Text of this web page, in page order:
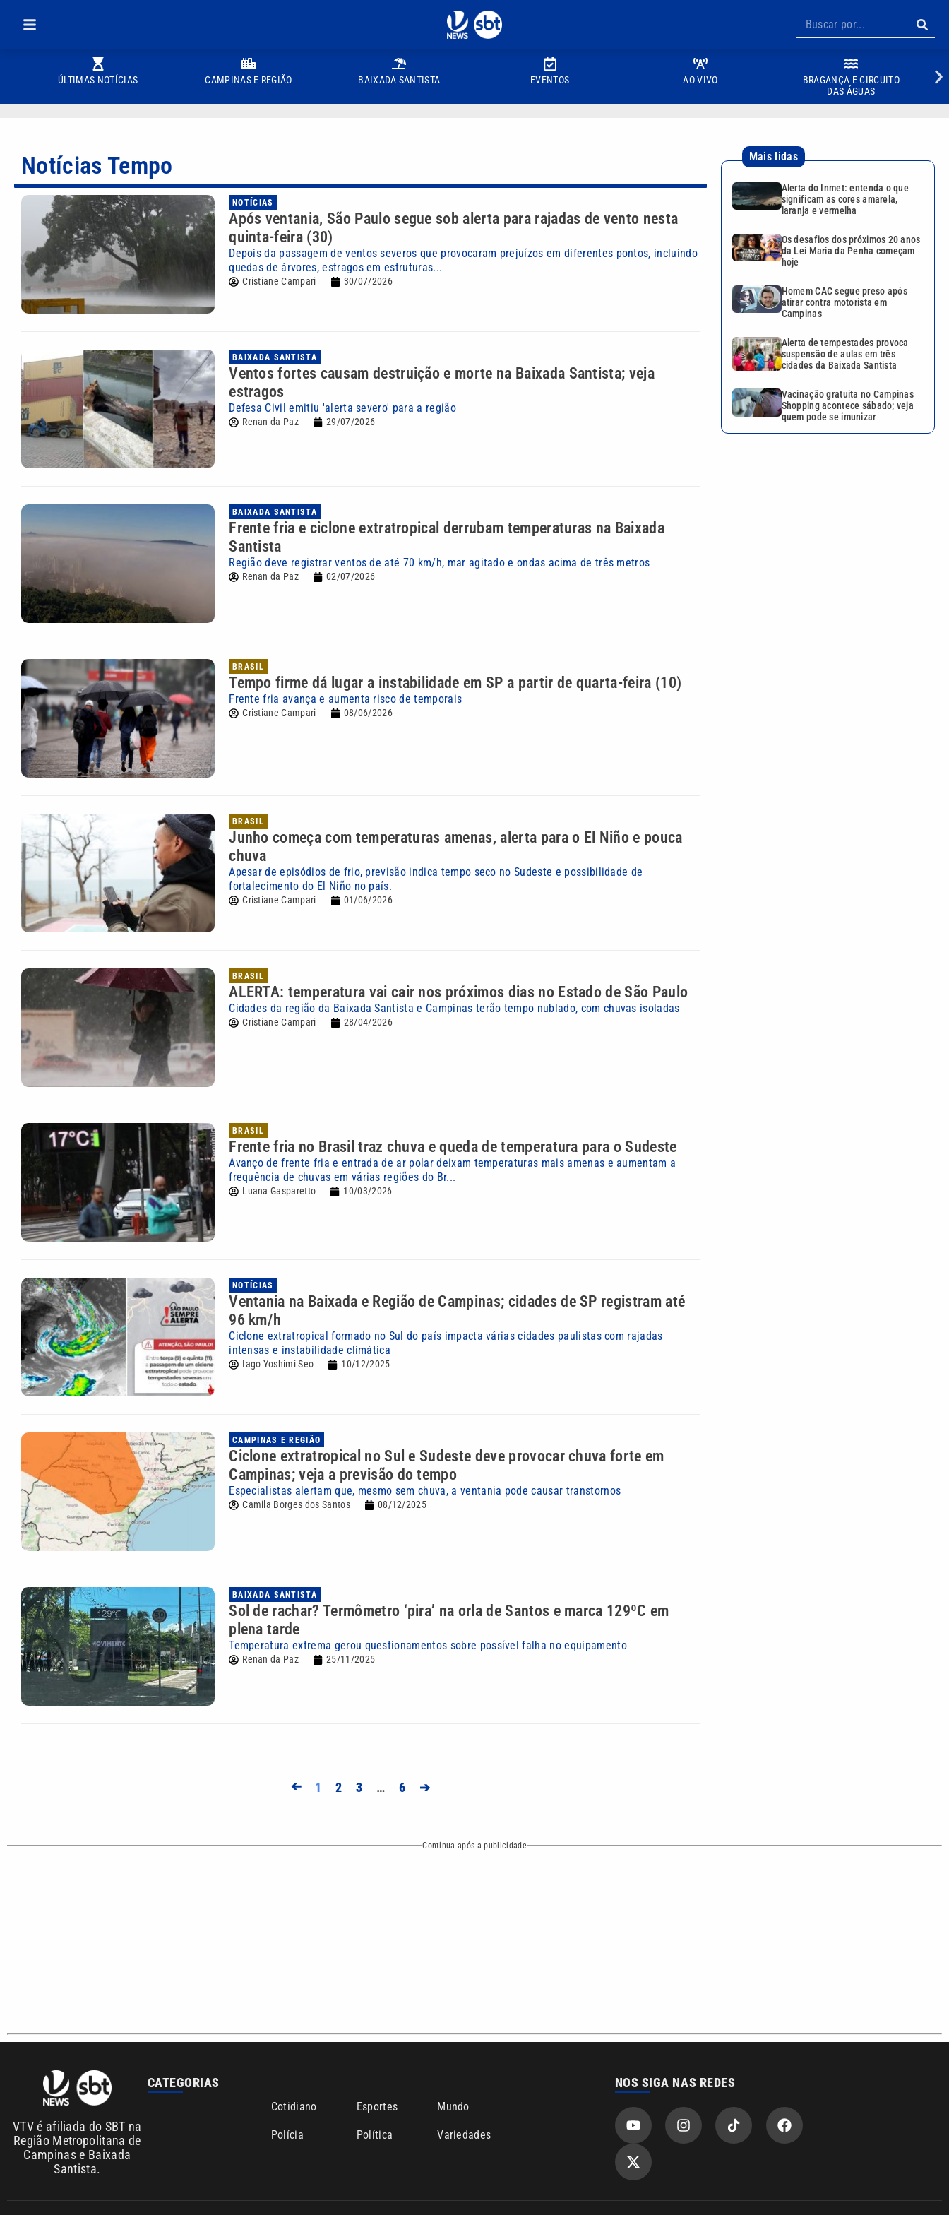
ÚLTIMAS NOTÍCIAS CAMPINAS E REGIÃO BAIXADA SANTISTA EVENTOS AO VIVO
BRAGANÇA E CIRCUITO
DAS ÁGUAS
Notícias Tempo
NOTÍCIAS
Após ventania, São Paulo segue sob alerta para rajadas de vento nesta
quinta-feira (30)
Depois da passagem de ventos severos que provocaram prejuízos em diferentes pontos, incluindo
quedas de árvores, estragos em estruturas...
Cristiane Campari 30/07/2026
BAIXADA SANTISTA
Ventos fortes causam destruição e morte na Baixada Santista; veja
estragos
Defesa Civil emitiu 'alerta severo' para a região
Renan da Paz 29/07/2026
BAIXADA SANTISTA
Frente fria e ciclone extratropical derrubam temperaturas na Baixada
Santista
Região deve registrar ventos de até 70 km/h, mar agitado e ondas acima de três metros
Renan da Paz 02/07/2026
BRASIL
Tempo firme dá lugar a instabilidade em SP a partir de quarta-feira (10)
Frente fria avança e aumenta risco de temporais
Cristiane Campari 08/06/2026
BRASIL
Junho começa com temperaturas amenas, alerta para o El Niño e pouca
chuva
Apesar de episódios de frio, previsão indica tempo seco no Sudeste e possibilidade de
fortalecimento do El Niño no país.
Cristiane Campari 01/06/2026
BRASIL
ALERTA: temperatura vai cair nos próximos dias no Estado de São Paulo
Cidades da região da Baixada Santista e Campinas terão tempo nublado, com chuvas isoladas
Cristiane Campari 28/04/2026
BRASIL
Frente fria no Brasil traz chuva e queda de temperatura para o Sudeste
Avanço de frente fria e entrada de ar polar deixam temperaturas mais amenas e aumentam a
frequência de chuvas em várias regiões do Br...
Luana Gasparetto 10/03/2026
NOTÍCIAS
Ventania na Baixada e Região de Campinas; cidades de SP registram até
96 km/h
Ciclone extratropical formado no Sul do país impacta várias cidades paulistas com rajadas
intensas e instabilidade climática
Iago Yoshimi Seo 10/12/2025
CAMPINAS E REGIÃO
Ciclone extratropical no Sul e Sudeste deve provocar chuva forte em
Campinas; veja a previsão do tempo
Especialistas alertam que, mesmo sem chuva, a ventania pode causar transtornos
Camila Borges dos Santos 08/12/2025
BAIXADA SANTISTA
Sol de rachar? Termômetro ‘pira’ na orla de Santos e marca 129ºC em
plena tarde
Temperatura extrema gerou questionamentos sobre possível falha no equipamento
Renan da Paz 25/11/2025
➔ 1 2 3 … 6 ➔
Mais lidas
Alerta do Inmet: entenda o que
significam as cores amarela,
laranja e vermelha
Os desafios dos próximos 20 anos
da Lei Maria da Penha começam
hoje
Homem CAC segue preso após
atirar contra motorista em
Campinas
Alerta de tempestades provoca
suspensão de aulas em três
cidades da Baixada Santista
Vacinação gratuita no Campinas
Shopping acontece sábado; veja
quem pode se imunizar
Continua após a publicidade
Sobre nós Anuncie agora com a emissora VTV SBT Área de cobertura que a VTV SBT acompanha: Entre em contato com a VTV News
Copyright © 2026. Todos os direitos reservados | Empresa de Comunicação PRM Ltda – CNPJ: 01.773.119.0001-60